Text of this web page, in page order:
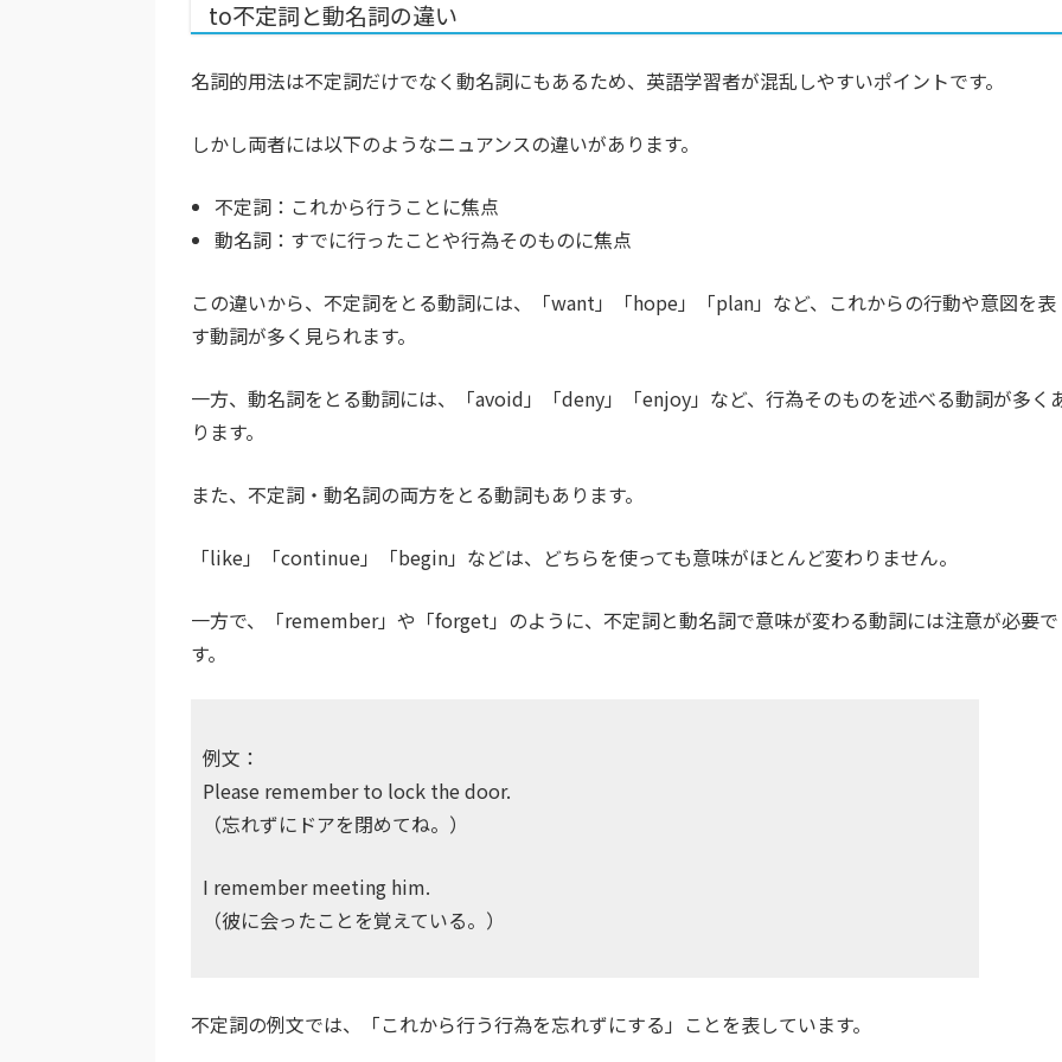
to不定詞と動名詞の違い
名詞的用法は不定詞だけでなく動名詞にもあるため、英語学習者が混乱しやすいポイントです。
しかし両者には以下のようなニュアンスの違いがあります。
不定詞：これから行うことに焦点
動名詞：すでに行ったことや行為そのものに焦点
この違いから、不定詞をとる動詞には、「want」「hope」「plan」など、これからの行動や意図を表
す動詞が多く見られます。
一方、動名詞をとる動詞には、「avoid」「deny」「enjoy」など、行為そのものを述べる動詞が多く
ります。
また、不定詞・動名詞の両方をとる動詞もあります。
「like」「continue」「begin」などは、どちらを使っても意味がほとんど変わりません。
一方で、「remember」や「forget」のように、不定詞と動名詞で意味が変わる動詞には注意が必要で
す。
例文：
Please remember to lock the door.
（忘れずにドアを閉めてね。）
I remember meeting him.
（彼に会ったことを覚えている。）
不定詞の例文では、「これから行う行為を忘れずにする」ことを表しています。